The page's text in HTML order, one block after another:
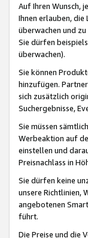
Auf Ihren Wunsch,
Ihnen erlauben,
überwachen und
Sie dürfen
überwachen).
Sie können
hinzufügen.
sich zusätzlich
Suchergebnisse,
Sie müssen
Werbeaktion auf
einstellen und
Preisnachlass in
Sie dürfen keine
unsere Richtlinien,
angebotenen
führt.
Die Preise und die